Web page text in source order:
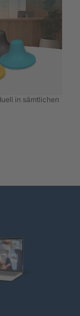
in sämtlichen